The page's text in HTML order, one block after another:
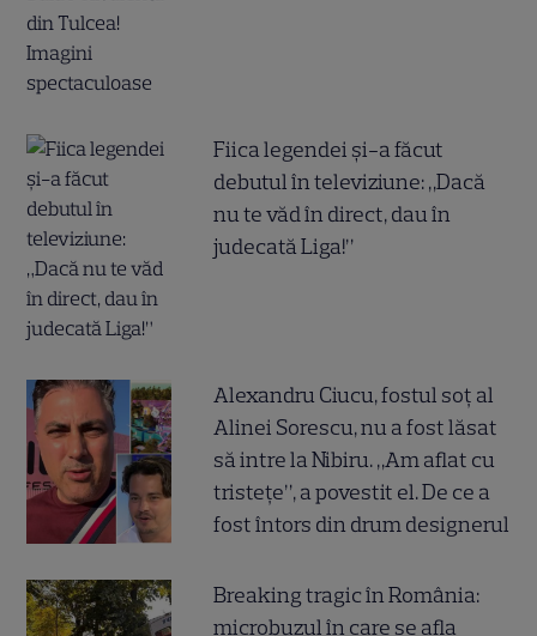
Fiica legendei și-a făcut
debutul în televiziune: „Dacă
nu te văd în direct, dau în
judecată Liga!”
Alexandru Ciucu, fostul soț al
Alinei Sorescu, nu a fost lăsat
să intre la Nibiru. „Am aflat cu
tristețe”, a povestit el. De ce a
fost întors din drum designerul
Breaking tragic în România:
microbuzul în care se afla